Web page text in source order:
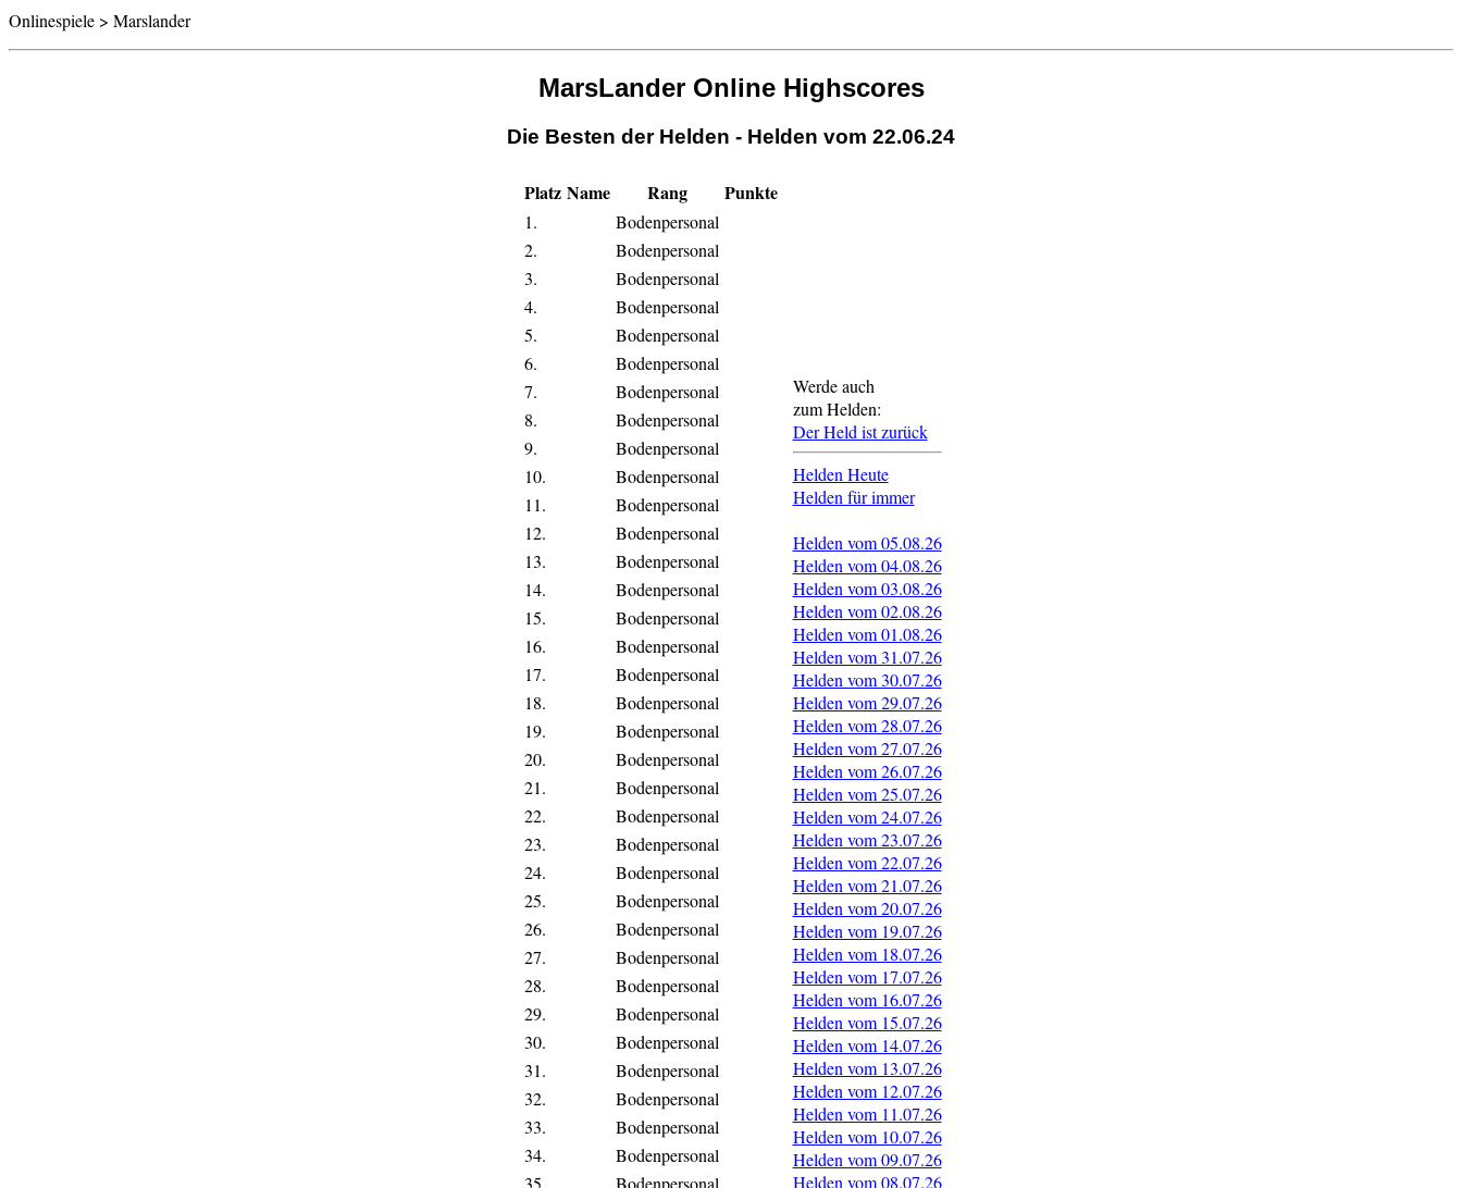
Onlinespiele > Marslander
MarsLander Online Highscores
Die Besten der Helden - Helden vom 22.06.24
Platz Name Rang Punkte
1.
Bodenpersonal
2.
Bodenpersonal
3.
Bodenpersonal
4.
Bodenpersonal
5.
Bodenpersonal
6.
Bodenpersonal
7.
Bodenpersonal
8.
Bodenpersonal
9.
Bodenpersonal
10.
Bodenpersonal
11.
Bodenpersonal
12.
Bodenpersonal
13.
Bodenpersonal
14.
Bodenpersonal
15.
Bodenpersonal
16.
Bodenpersonal
17.
Bodenpersonal
18.
Bodenpersonal
19.
Bodenpersonal
20.
Bodenpersonal
21.
Bodenpersonal
22.
Bodenpersonal
23.
Bodenpersonal
24.
Bodenpersonal
25.
Bodenpersonal
26.
Bodenpersonal
27.
Bodenpersonal
28.
Bodenpersonal
29.
Bodenpersonal
30.
Bodenpersonal
31.
Bodenpersonal
32.
Bodenpersonal
33.
Bodenpersonal
34.
Bodenpersonal
35.
Bodenpersonal
Werde auch
zum Helden:
Der Held ist zurück
Helden Heute
Helden für immer
Helden vom 05.08.26
Helden vom 04.08.26
Helden vom 03.08.26
Helden vom 02.08.26
Helden vom 01.08.26
Helden vom 31.07.26
Helden vom 30.07.26
Helden vom 29.07.26
Helden vom 28.07.26
Helden vom 27.07.26
Helden vom 26.07.26
Helden vom 25.07.26
Helden vom 24.07.26
Helden vom 23.07.26
Helden vom 22.07.26
Helden vom 21.07.26
Helden vom 20.07.26
Helden vom 19.07.26
Helden vom 18.07.26
Helden vom 17.07.26
Helden vom 16.07.26
Helden vom 15.07.26
Helden vom 14.07.26
Helden vom 13.07.26
Helden vom 12.07.26
Helden vom 11.07.26
Helden vom 10.07.26
Helden vom 09.07.26
Helden vom 08.07.26